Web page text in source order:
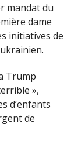
mandat du
dame
initiatives de
Trump
»,
d’enfants
de